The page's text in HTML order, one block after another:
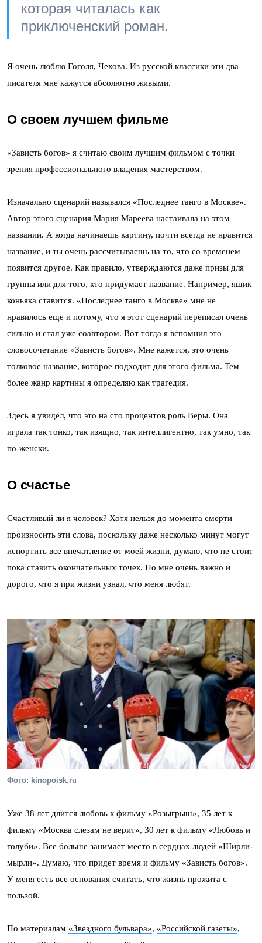
которая читалась как
приключенский роман.
Я очень люблю Гоголя, Чехова. Из русской классики эти два
писателя мне кажутся абсолютно живыми.
О своем лучшем фильме
«Зависть богов» я считаю своим лучшим фильмом с точки
зрения профессионального владения мастерством.
Изначально сценарий назывался «Последнее танго в Москве».
Автор этого сценария Мария Мареева настаивала на этом
названии. А когда начинаешь картину, почти всегда не нравится
название, и ты очень рассчитываешь на то, что со временем
появится другое. Как правило, утверждаются даже призы для
группы или для того, кто придумает название. Например, ящик
коньяка ставится. «Последнее танго в Москве» мне не
нравилось еще и потому, что я этот сценарий переписал очень
сильно и стал уже соавтором. Вот тогда я вспомнил это
словосочетание «Зависть богов». Мне кажется, это очень
толковое название, которое подходит для этого фильма. Тем
более жанр картины я определяю как трагедия.
Здесь я увидел, что это на сто процентов роль Веры. Она
играла так тонко, так изящно, так интеллигентно, так умно, так
по-женски.
О счастье
Счастливый ли я человек? Хотя нельзя до момента смерти
произносить эти слова, поскольку даже несколько минут могут
испортить все впечатление от моей жизни, думаю, что не стоит
пока ставить окончательных точек. Но мне очень важно и
дорого, что я при жизни узнал, что меня любят.
Фото: kinopoisk.ru
Уже 38 лет длится любовь к фильму «Розыгрыш», 35 лет к
фильму «Москва слезам не верит», 30 лет к фильму «Любовь и
голуби». Все больше занимает место в сердцах людей «Ширли-
мырли». Думаю, что придет время и фильму «Зависть богов».
У меня есть все основания считать, что жизнь прожита с
пользой.
По материалам «Звездного бульвара», «Российской газеты»,